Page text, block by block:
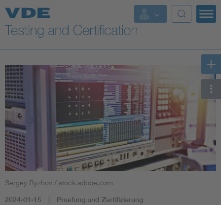
Key Topics
Sergey Ryzhov / stock.adobe.com
2024-01-15 Pruefung und Zertifizierung